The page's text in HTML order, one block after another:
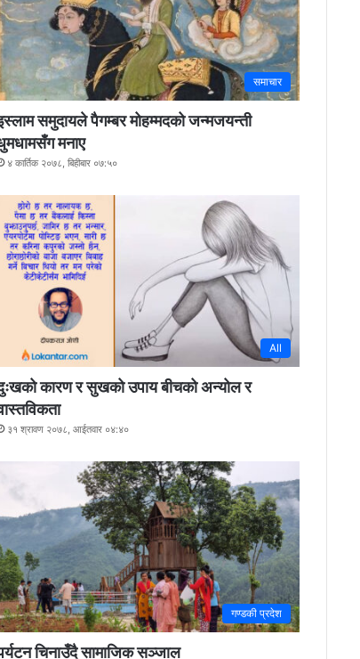
समाचार
समुदायले पैगम्बर मोहम्मदको जन्मजयन्ती
मनाए
४ कार्तिक २०७८, बिहीबार ०७:५०
All
कारण र सुखको उपाय बीचको अन्योल र
३१ श्रावण २०७८, आईतवार ०४:४०
गण्डकी प्रदेश
चिनाउँदै सामाजिक सञ्जाल